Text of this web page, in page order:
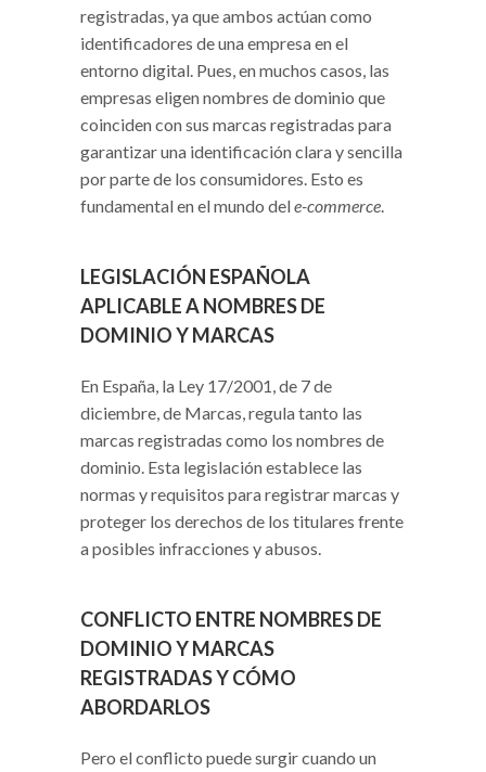
registradas, ya que ambos actúan como
identificadores de una empresa en el
entorno digital. Pues, en muchos casos, las
empresas eligen nombres de dominio que
coinciden con sus marcas registradas para
garantizar una identificación clara y sencilla
por parte de los consumidores. Esto es
fundamental en el mundo dele-commerce.
LEGISLACIÓN ESPAÑOLA
APLICABLE A NOMBRES DE
DOMINIO Y MARCAS
En España, la Ley 17/2001, de 7 de
diciembre, de Marcas, regula tanto las
marcas registradas como los nombres de
dominio. Esta legislación establece las
normas y requisitos para registrar marcas y
proteger los derechos de los titulares frente
a posibles infracciones y abusos.
CONFLICTO ENTRE NOMBRES DE
DOMINIO Y MARCAS
REGISTRADAS Y CÓMO
ABORDARLOS
Pero el conflicto puede surgir cuando un